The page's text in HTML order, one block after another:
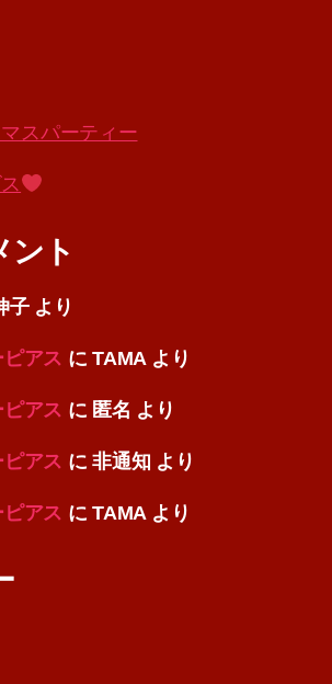
スパーティー
ント
子より
アス にTAMAより
アス に 匿名 より
アス に非通知 より
アス にTAMAより